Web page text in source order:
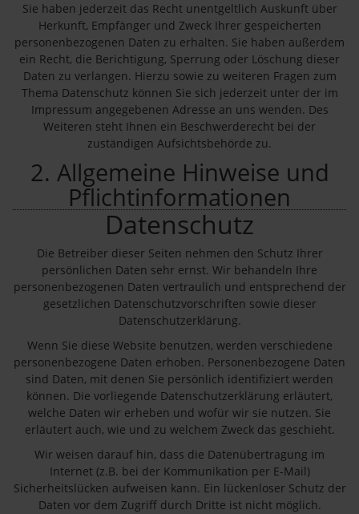
Sie haben jederzeit das Recht unentgeltlich Auskunft über
Herkunft, Empfänger und Zweck Ihrer gespeicherten
personenbezogenen Daten zu erhalten. Sie haben außerdem
ein Recht, die Berichtigung, Sperrung oder Löschung dieser
Daten zu verlangen. Hierzu sowie zu weiteren Fragen zum
Thema Datenschutz können Sie sich jederzeit unter der im
Impressum angegebenen Adresse an uns wenden. Des
Weiteren steht Ihnen ein Beschwerderecht bei der
zuständigen Aufsichtsbehörde zu.
2. Allgemeine Hinweise und
Pflichtinformationen
Datenschutz
Die Betreiber dieser Seiten nehmen den Schutz Ihrer
persönlichen Daten sehr ernst. Wir behandeln Ihre
personenbezogenen Daten vertraulich und entsprechend der
gesetzlichen Datenschutzvorschriften sowie dieser
Datenschutzerklärung.
Wenn Sie diese Website benutzen, werden verschiedene
personenbezogene Daten erhoben. Personenbezogene Daten
sind Daten, mit denen Sie persönlich identifiziert werden
können. Die vorliegende Datenschutzerklärung erläutert,
welche Daten wir erheben und wofür wir sie nutzen. Sie
erläutert auch, wie und zu welchem Zweck das geschieht.
Wir weisen darauf hin, dass die Datenübertragung im
Internet (z.B. bei der Kommunikation per E-Mail)
Sicherheitslücken aufweisen kann. Ein lückenloser Schutz der
Daten vor dem Zugriff durch Dritte ist nicht möglich.